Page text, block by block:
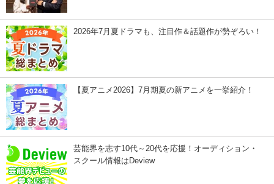
2026年7月夏ドラマも、注目作＆話題作が勢ぞろい！
【夏アニメ2026】7月期夏の新アニメを一挙紹介！
芸能界を志す10代～20代を応援！オーディション・
スクール情報はDeview